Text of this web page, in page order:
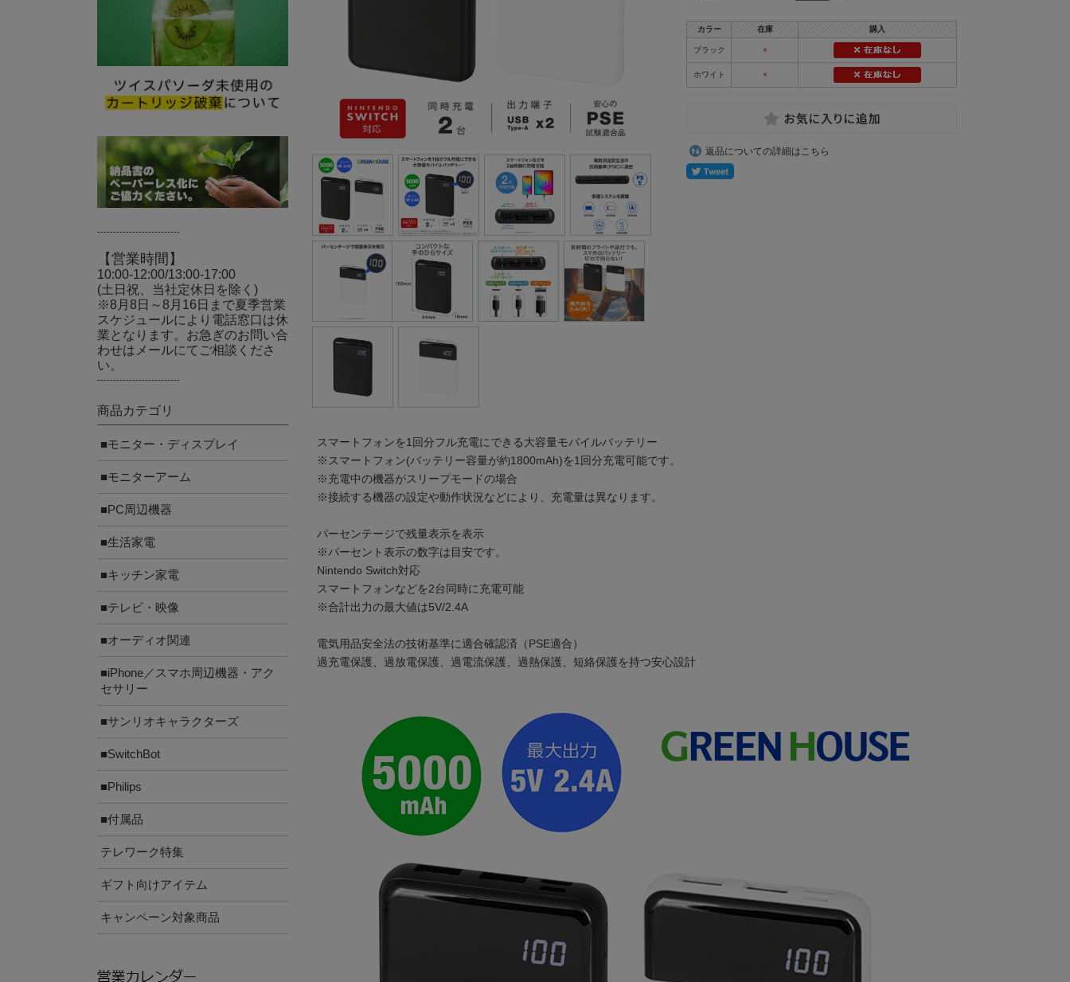
カラー 在庫 購入
ブラック ×
ホワイト ×
返品についての詳細はこちら
スマートフォンを1回分フル充電にできる大容量モバイルバッテリー
※スマートフォン(バッテリー容量が約1800mAh)を1回分充電可能です。
※充電中の機器がスリープモードの場合
※接続する機器の設定や動作状況などにより、充電量は異なります。
パーセンテージで残量表示を表示
※パーセント表示の数字は目安です。
Nintendo Switch対応
スマートフォンなどを2台同時に充電可能
※合計出力の最大値は5V/2.4A
電気用品安全法の技術基準に適合確認済（PSE適合）
過充電保護、過放電保護、過電流保護、過熱保護、短絡保護を持つ安心設計
--------------------------
【営業時間】
10:00-12:00/13:00-17:00
(土日祝、当社定休日を除く)
※8月8日～8月16日まで夏季営業
スケジュールにより電話窓口は休
業となります。お急ぎのお問い合
わせはメールにてご相談くださ
い。
--------------------------
商品カテゴリ
■モニター・ディスプレイ
■モニターアーム
■PC周辺機器
■生活家電
■キッチン家電
■テレビ・映像
■オーディオ関連
■iPhone／スマホ周辺機器・アク
セサリー
■サンリオキャラクターズ
■SwitchBot
■Philips
■付属品
テレワーク特集
ギフト向けアイテム
キャンペーン対象商品